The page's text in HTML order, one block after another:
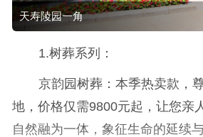
天寿陵园一角
1.树葬系列：
京韵园树葬：本季热卖款，
地，价格仅需9800元起，让您亲
自然融为一体，象征生命的延续与